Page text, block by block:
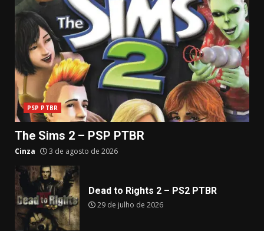
PSP PTBR
The Sims 2 – PSP PTBR
Cinza 3 de agosto de 2026
Dead to Rights 2 – PS2 PTBR
29 de julho de 2026